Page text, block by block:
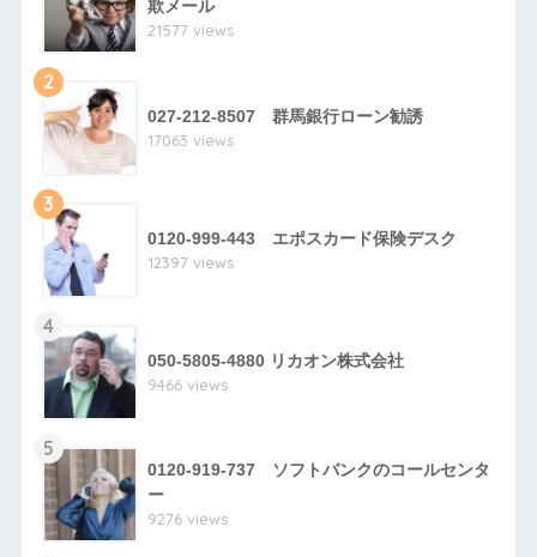
欺メール
21577 views
2
027-212-8507 群馬銀行ローン勧誘
17063 views
3
0120-999-443 エポスカード保険デスク
12397 views
4
050-5805-4880 リカオン株式会社
9466 views
5
0120-919-737 ソフトバンクのコールセンタ
ー
9276 views